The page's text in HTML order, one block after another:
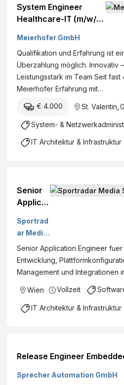
System Engineer
Healthcare-IT (m/w/d)
Österreich Vollzeit
Festanstellung
Meierhofer GmbH
Qualifikation und Erfahrung ist
Überzahlung möglich. Innovativ
Leistungsstark im Team Seit
Meierhofer Erfahrung mit…
€ 4.000 St. Valentin
System- &
IT Architektur & Infrastruktur
Senior
Applicat
Enginee
r [m/f/d]
Sportrad
ar Media
Services
GmbH
Senior Application Engineer
Entwicklung,
Management und Integrationen
Wien Vollzeit
IT Architektur & Infrastruktur
Release Engineer
Sprecher Automation GmbH